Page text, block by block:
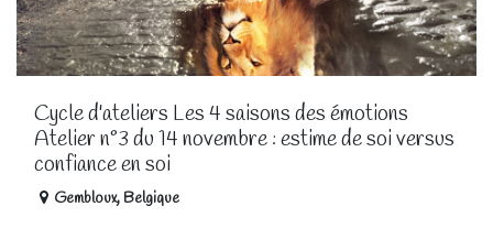
Cycle d'ateliers Les 4 saisons des émotions
Atelier n°3 du 14 novembre : estime de soi versus
confiance en soi
Gembloux, Belgique